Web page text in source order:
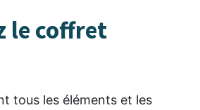
le coffret
tous les éléments et les